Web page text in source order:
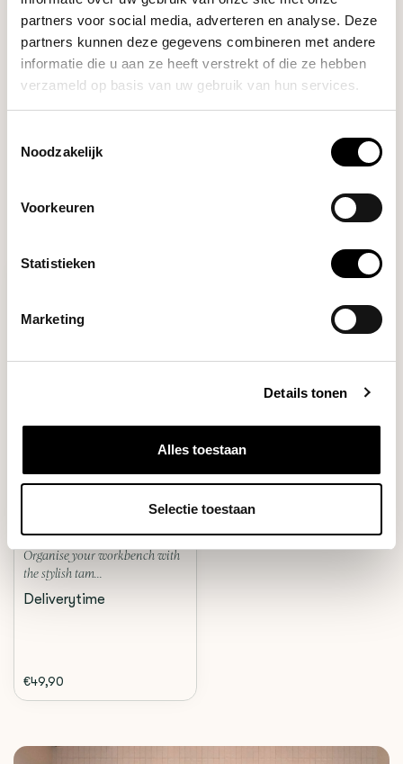
partners voor social media, adverteren en analyse. Deze
partners kunnen deze gegevens combineren met andere
informatie die u aan ze heeft verstrekt of die ze hebben
verzameld op basis van uw gebruik van hun services.
Noodzakelijk
Voorkeuren
Statistieken
Marketing
Details tonen
Alles toestaan
Selectie toestaan
DO YOU HAVE A QUESTION ABOUT THIS PRODUCT?
Our coffee expert is happy to help you!
Ask your question
LEATHER TAMPING MAT
(ONYX)
Organise your workbench with
the stylish tam...
Deliverytime
€49,90